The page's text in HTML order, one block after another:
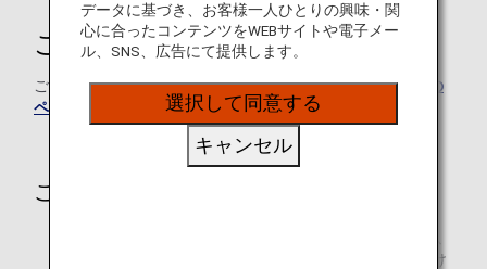
ご予約について
ご予約は、Hair&Make EARTHのホームページ内、各店舗の
ページ
でご確認ください。
ご注意
外でご予約いただいた場合、クーポンをご利用いただけ
データに基づき、お客様一人ひとりの興味・関
心に合ったコンテンツをWEBサイトや電子メー
ル、SNS、広告にて提供します。
選択して同意する
キャンセル